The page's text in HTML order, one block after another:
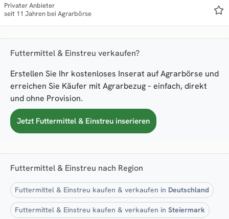
Privater Anbieter
seit 11 Jahren bei Agrarbörse
Futtermittel & Einstreu verkaufen?
Erstellen Sie Ihr kostenloses Inserat auf Agrarbörse und
erreichen Sie Käufer mit Agrarbezug – einfach, direkt
und ohne Provision.
Jetzt Futtermittel & Einstreu inserieren
Futtermittel & Einstreu nach Region
Futtermittel & Einstreu kaufen & verkaufen in Deutschland
Futtermittel & Einstreu kaufen & verkaufen in Steiermark